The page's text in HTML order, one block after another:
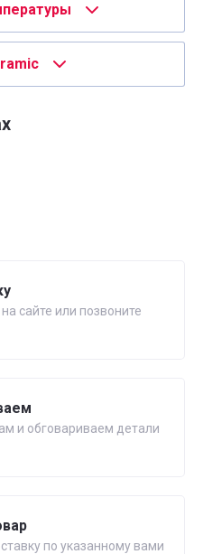
сайте или позвоните
и обговариваем детали
по указанному вами